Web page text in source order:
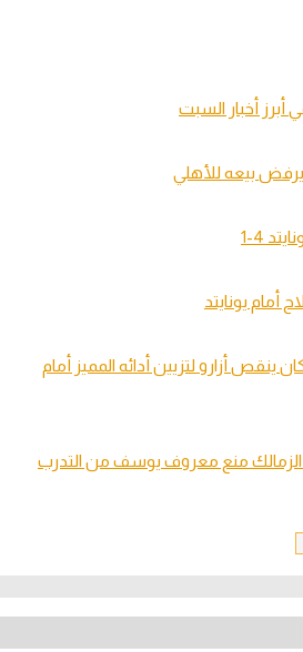
أبرز أخبار السبت
بيعه للأهلي
4-1
يونايتد
ينقص أزارو لتزيين أدائه المميز أمام
منع معروف يوسف من التدرب